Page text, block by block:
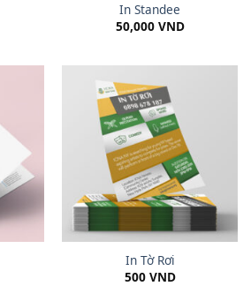
In Standee
50,000 VND
In Tờ Rơi
500 VND